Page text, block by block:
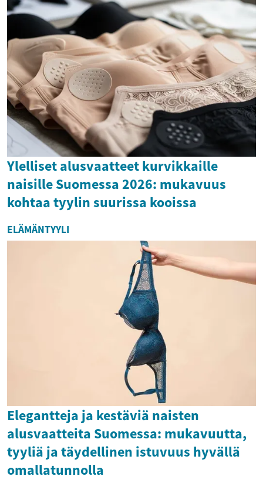
Ylelliset alusvaatteet kurvikkaille
naisille Suomessa 2026: mukavuus
kohtaa tyylin suurissa kooissa
ELÄMÄNTYYLI
Elegantteja ja kestäviä naisten
alusvaatteita Suomessa: mukavuutta,
tyyliä ja täydellinen istuvuus hyvällä
omallatunnolla